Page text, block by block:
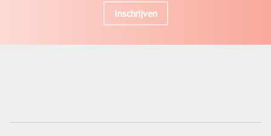
Inschrijven